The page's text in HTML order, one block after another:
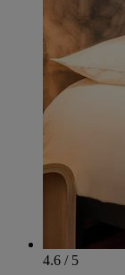
4.6 / 5